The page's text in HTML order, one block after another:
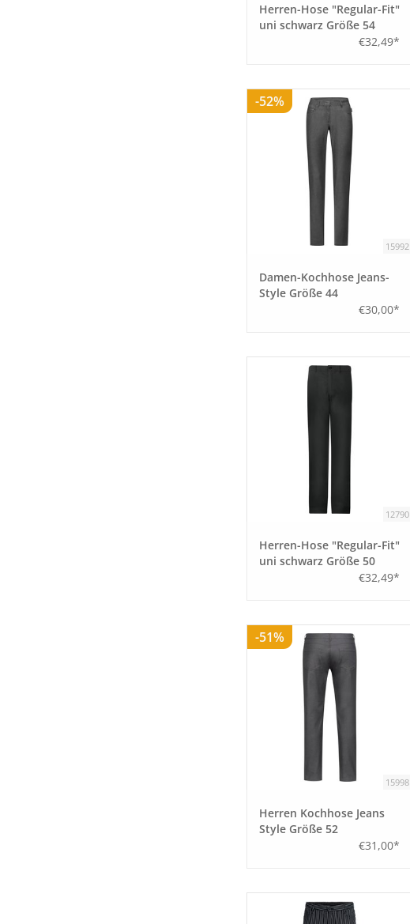
Herren-Hose "Regular-Fit"
uni schwarz Größe 54
€32,49*
-52%
15992
Damen-Kochhose Jeans-
Style Größe 44
€30,00*
12790
Herren-Hose "Regular-Fit"
uni schwarz Größe 50
€32,49*
-51%
15998
Herren Kochhose Jeans
Style Größe 52
€31,00*